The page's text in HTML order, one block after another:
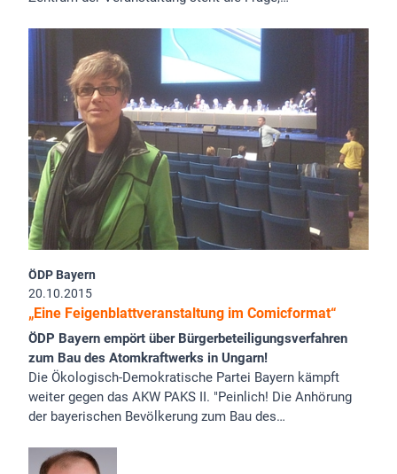
ÖDP Bayern
20.10.2015
„Eine Feigenblattveranstaltung im Comicformat“
ÖDP Bayern empört über Bürgerbeteiligungsverfahren
zum Bau des Atomkraftwerks in Ungarn!
Die Ökologisch-Demokratische Partei Bayern kämpft
weiter gegen das AKW PAKS II. "Peinlich! Die Anhörung
der bayerischen Bevölkerung zum Bau des…